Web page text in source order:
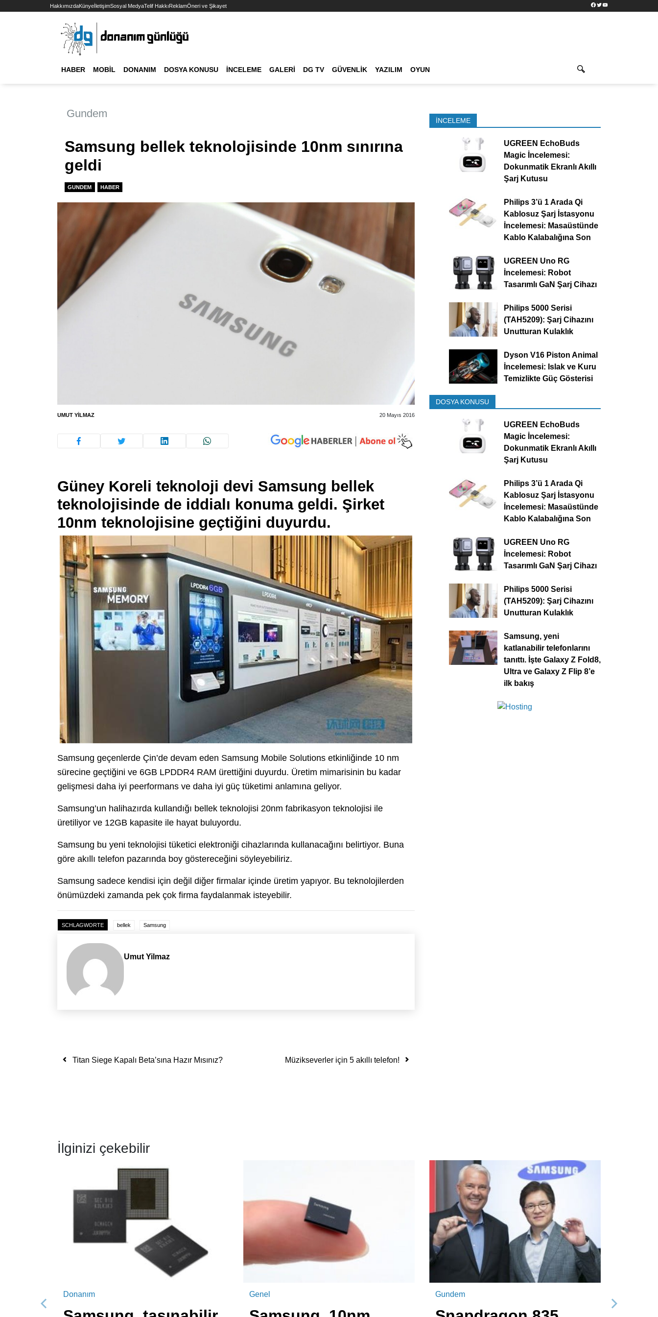
HakkımızdaKünyeİletişimSosyal MedyaTelif HakkıReklamÖneri ve Şikayet Facebook
TwitterYouTube
HABER MOBIL DONANIM DOSYA KONUSU İNCELEME GALERI DG TV GÜVENLIK YAZILIM OYUN
Gundem
Samsung bellek teknolojisinde 10nm sınırına
geldi
GUNDEM HABER
UMUT YILMAZ 20 Mayıs 2016
Güney Koreli teknoloji devi Samsung bellek
teknolojisinde de iddialı konuma geldi. Şirket
10nm teknolojisine geçtiğini duyurdu.
Samsung geçenlerde Çin’de devam eden Samsung Mobile Solutions etkinliğinde 10 nm
sürecine geçtiğini ve 6GB LPDDR4 RAM ürettiğini duyurdu. Üretim mimarisinin bu kadar
gelişmesi daha iyi peerformans ve daha iyi güç tüketimi anlamına geliyor.
Samsung’un halihazırda kullandığı bellek teknolojisi 20nm fabrikasyon teknolojisi ile
üretiliyor ve 12GB kapasite ile hayat buluyordu.
Samsung bu yeni teknolojisi tüketici elektroniği cihazlarında kullanacağını belirtiyor. Buna
göre akıllı telefon pazarında boy göstereceğini söyleyebiliriz.
Samsung sadece kendisi için değil diğer firmalar içinde üretim yapıyor. Bu teknolojilerden
önümüzdeki zamanda pek çok firma faydalanmak isteyebilir.
SCHLAGWORTE bellek Samsung
Umut Yilmaz
Yazı dolaşımı
Titan Siege Kapalı Beta’sına Hazır Mısınız? Müzikseverler için 5 akıllı telefon!
İNCELEME
UGREEN EchoBuds
Magic İncelemesi:
Dokunmatik Ekranlı Akıllı
Şarj Kutusu
Philips 3’ü 1 Arada Qi
Kablosuz Şarj İstasyonu
İncelemesi: Masaüstünde
Kablo Kalabalığına Son
UGREEN Uno RG
İncelemesi: Robot
Tasarımlı GaN Şarj Cihazı
Philips 5000 Serisi
(TAH5209): Şarj Cihazını
Unutturan Kulaklık
Dyson V16 Piston Animal
İncelemesi: Islak ve Kuru
Temizlikte Güç Gösterisi
DOSYA KONUSU
UGREEN EchoBuds
Magic İncelemesi:
Dokunmatik Ekranlı Akıllı
Şarj Kutusu
Philips 3’ü 1 Arada Qi
Kablosuz Şarj İstasyonu
İncelemesi: Masaüstünde
Kablo Kalabalığına Son
UGREEN Uno RG
İncelemesi: Robot
Tasarımlı GaN Şarj Cihazı
Philips 5000 Serisi
(TAH5209): Şarj Cihazını
Unutturan Kulaklık
Samsung, yeni
katlanabilir telefonlarını
tanıttı. İşte Galaxy Z Fold8,
Ultra ve Galaxy Z Flip 8’e
ilk bakış
İlginizi çekebilir
Donanım Genel Gundem
Önceki Sonraki